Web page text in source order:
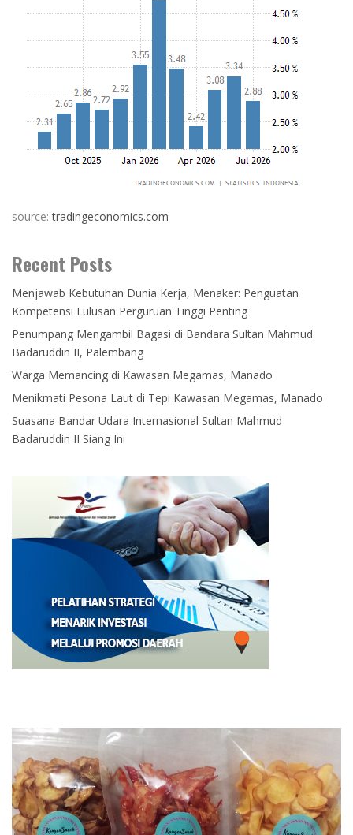
source:tradingeconomics.com
Recent Posts
Menjawab Kebutuhan Dunia Kerja, Menaker: Penguatan
Kompetensi Lulusan Perguruan Tinggi Penting
Penumpang Mengambil Bagasi di Bandara Sultan Mahmud
Badaruddin II, Palembang
Warga Memancing di Kawasan Megamas, Manado
Menikmati Pesona Laut di Tepi Kawasan Megamas, Manado
Suasana Bandar Udara Internasional Sultan Mahmud
Badaruddin II Siang Ini